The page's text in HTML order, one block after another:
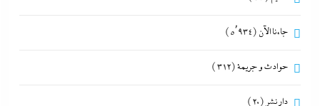
جاءنا الآن (5٬934)
حوادث و جريمة(312)
دار نشر (20)